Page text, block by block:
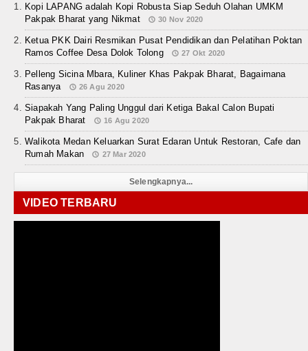
Kopi LAPANG adalah Kopi Robusta Siap Seduh Olahan UMKM
Pakpak Bharat yang Nikmat
30 Nov 2020
Ketua PKK Dairi Resmikan Pusat Pendidikan dan Pelatihan Poktan
Ramos Coffee Desa Dolok Tolong
27 Okt 2020
Pelleng Sicina Mbara, Kuliner Khas Pakpak Bharat, Bagaimana
Rasanya
26 Agu 2020
Siapakah Yang Paling Unggul dari Ketiga Bakal Calon Bupati
Pakpak Bharat
16 Agu 2020
Walikota Medan Keluarkan Surat Edaran Untuk Restoran, Cafe dan
Rumah Makan
27 Mar 2020
Selengkapnya...
VIDEO TERBARU